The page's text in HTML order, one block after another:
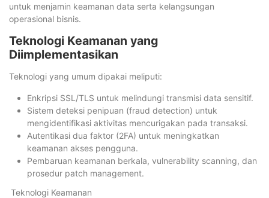
untuk menjamin keamanan data serta kelangsungan
operasional bisnis.
Teknologi Keamanan yang
Diimplementasikan
Teknologi yang umum dipakai meliputi:
Enkripsi SSL/TLS untuk melindungi transmisi data sensitif.
Sistem deteksi penipuan (fraud detection) untuk
mengidentifikasi aktivitas mencurigakan pada transaksi.
Autentikasi dua faktor (2FA) untuk meningkatkan
keamanan akses pengguna.
Pembaruan keamanan berkala, vulnerability scanning, dan
prosedur patch management.
Teknologi Keamanan